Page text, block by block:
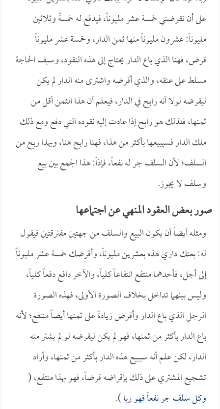
على أن تقرضني خمسة عشر مليوناً، فيدفع له خمسةً وثلاثين
مليوناً: عشرون مليوناً منها ثمن الدار، وخمسة عشر مليوناً
قرض، فهنا الذي باع الدار يحتاج إلى هذه النقود، وسيف الحاجة
مسلط على عنقه، والذي أقرضه واشترى منه الدار لم يكن
ليقرضه لولا أنه رابح في الدار، فيعلم أن هذا الثمن أقل من
ثمنها، فلذلك هو رابح إذا عادت إليه نقوده التي دفع ومع ذلك
ملك الدار فسيبيعها بأكثر من هذا، فهنا رابح هنا، وبهذا ربح من
السلف؛ لأن السلف جر له نفعاً، فإذاً: هذا الجمع بين بيع
وسلف لا يجوز.
صور بعض العقود المنهي عن اجتماعها
ومثله أيضاً أن يكون البيع والسلف من جهتين مفترقتين فيقول
له: بعتك داري هذه بعشرين مليوناً، وأقرضك خمسة عشر مليوناً
إلى أجل، فأحدهما منتفع انتفاعاً كلياً، والآخر دافع دفعاً كلياً،
وليس بينهما تداخل بخلاف الصورة الأولى، فهذه الصورة
الرجل الذي باع الدار وأقرض زيادةً على ثمنها أيضاً منتفع؛ لأنه
باع الدار بأكثر من ثمنها، فهو لم يكن ليقرضه لو لم يشتر منه
الدار، لكن علم أنه سيبيع هذه الدار بأكثر من ثمنها، وأراد
تشجيع المشتري على ذلك بإقراضه قرضاً، فهو بهذا منتفع، (
وكل سلف جر نفعاً فهو ربا).